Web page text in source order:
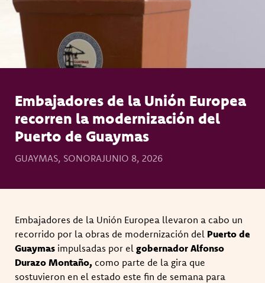
Embajadores de la Unión Europea
recorren la modernización del
Puerto de Guaymas
GUAYMAS, SONORAJUNIO 8, 2026
Embajadores de la Unión Europea llevaron a cabo un
recorrido por la obras de modernización del Puerto de
Guaymas impulsadas por el gobernador Alfonso
Durazo Montaño, como parte de la gira que
sostuvieron en el estado este fin de semana para